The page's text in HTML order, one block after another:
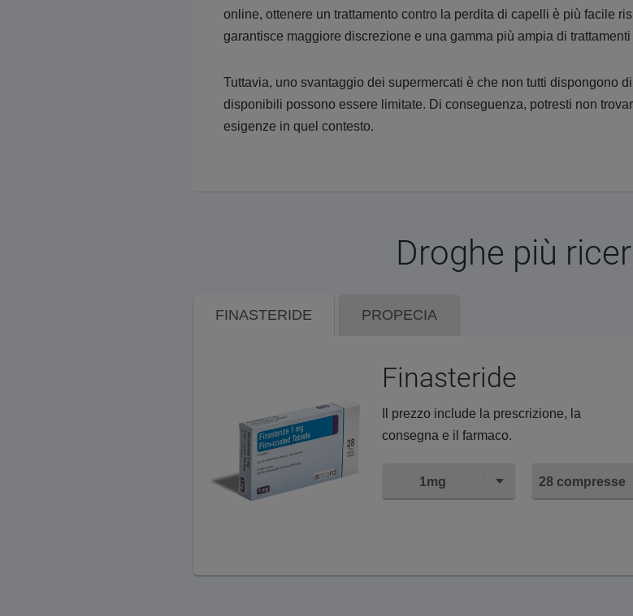
online, ottenere un trattamento contro la perdita di capelli è più facile
garantisce maggiore discrezione e una gamma più ampia di
Tuttavia, uno svantaggio dei supermercati è che non tutti dispongono
disponibili possono essere limitate. Di conseguenza, potresti non
esigenze in quel contesto.
Droghe più
FINASTERIDE PROPECIA
Finasteride
Il prezzo include la prescrizione, la
consegna e il farmaco.
1mg 28 compresse